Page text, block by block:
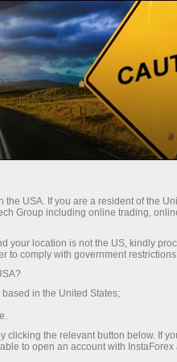
tảng giao dịch Metatrader
Dành cho đối tác Các
%)
found
USA. If you are a resident of the
Group including online trading,
your location is not the US, kindly
to comply with government
in the United States;
clicking the relevant button below. If
to open an account with InstaForex